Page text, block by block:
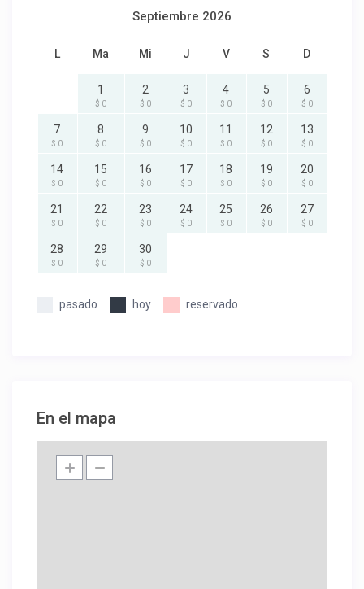
Septiembre 2026
L Ma Mi J V S D
1
$ 0
2
$ 0
3
$ 0
4
$ 0
5
$ 0
6
$ 0
7
$ 0
8
$ 0
9
$ 0
10
$ 0
11
$ 0
12
$ 0
13
$ 0
14
$ 0
15
$ 0
16
$ 0
17
$ 0
18
$ 0
19
$ 0
20
$ 0
21
$ 0
22
$ 0
23
$ 0
24
$ 0
25
$ 0
26
$ 0
27
$ 0
28
$ 0
29
$ 0
30
$ 0
pasado hoy reservado
En el mapa